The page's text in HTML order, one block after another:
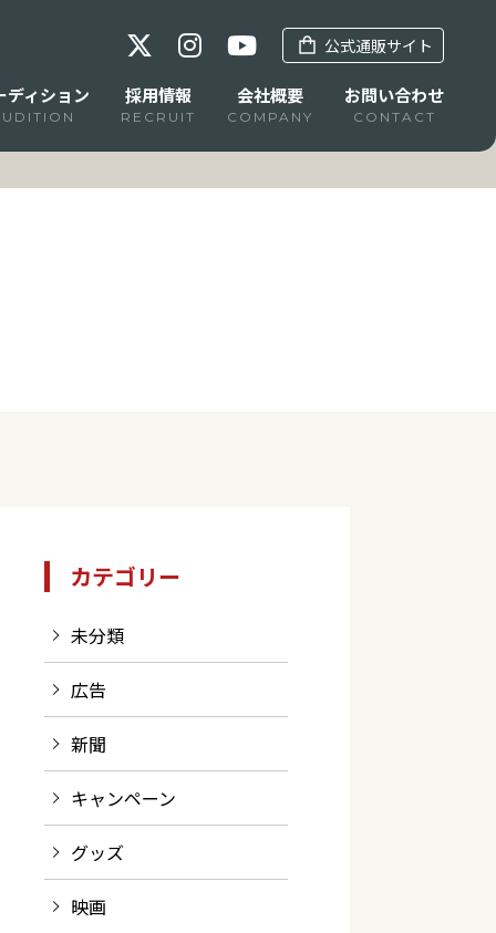
公式通販サイト
ディション 採用情報
RECRUIT
会社概要
COMPANY
お問い合わせ
CONTACT
カテゴリー
未分類
広告
新聞
キャンペーン
グッズ
映画